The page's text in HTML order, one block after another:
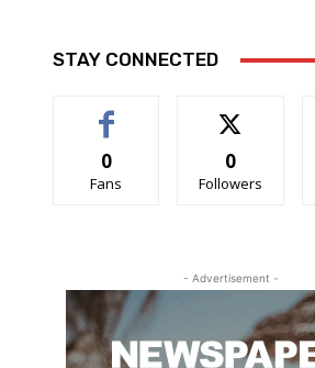
STAY CONNECTED
0
Fans
0
Followers
- Advertisement -